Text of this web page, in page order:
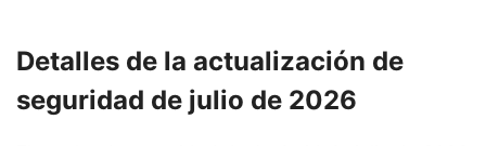
Detalles de la actualización de
seguridad de julio de 2026